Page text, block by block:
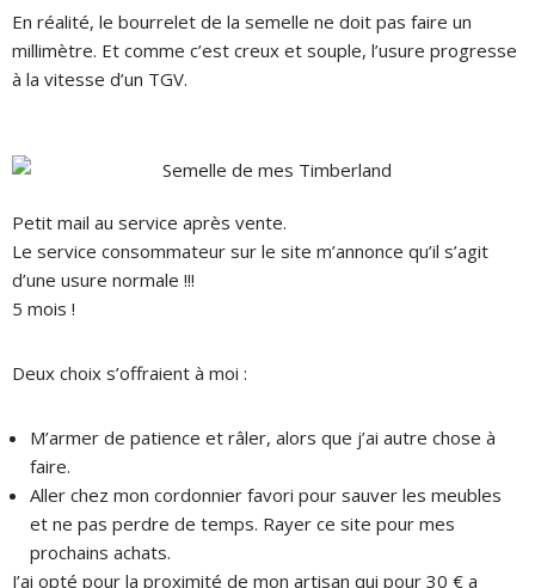
En réalité, le bourrelet de la semelle ne doit pas faire un
millimètre. Et comme c’est creux et souple, l’usure progresse
à la vitesse d’un TGV.
Petit mail au service après vente.
Le service consommateur sur le site m’annonce qu’il s’agit
d’une usure normale !!!
5 mois !
Deux choix s’offraient à moi :
M’armer de patience et râler, alors que j’ai autre chose à
faire.
Aller chez mon cordonnier favori pour sauver les meubles
et ne pas perdre de temps. Rayer ce site pour mes
prochains achats.
J’ai opté pour la proximité de mon artisan qui pour 30 € a